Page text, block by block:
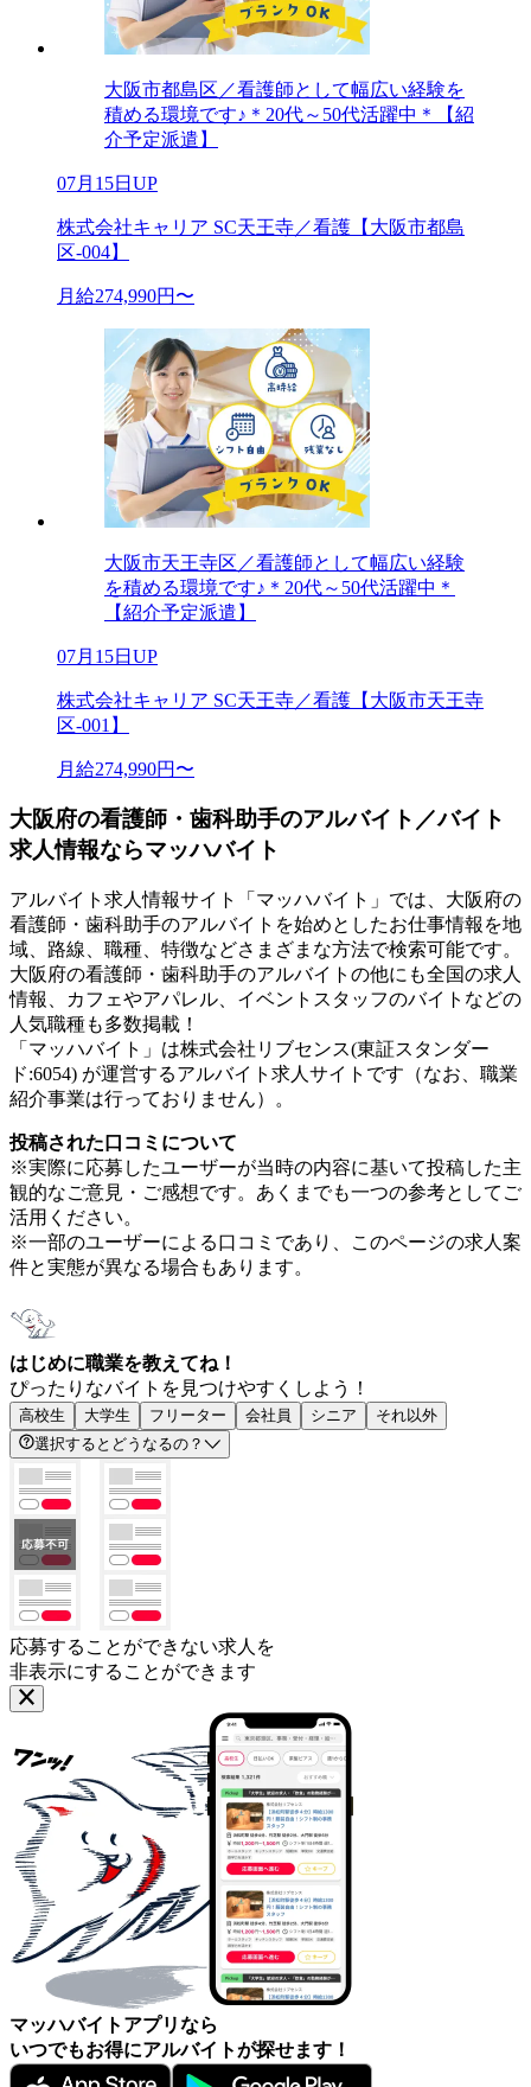
大阪市都島区／看護師として幅広い経験を
積める環境です♪＊20代～50代活躍中＊【紹
介予定派遣】
07月15日UP
株式会社キャリア SC天王寺／看護【大阪市都島
区-004】
月給274,990円〜
大阪市天王寺区／看護師として幅広い経験
を積める環境です♪＊20代～50代活躍中＊
【紹介予定派遣】
07月15日UP
株式会社キャリア SC天王寺／看護【大阪市天王寺
区-001】
月給274,990円〜
大阪府の看護師・歯科助手のアルバイト／バイト
求人情報ならマッハバイト
アルバイト求人情報サイト「マッハバイト」では、大阪府の
看護師・歯科助手のアルバイトを始めとしたお仕事情報を地
域、路線、職種、特徴などさまざまな方法で検索可能です。
大阪府の看護師・歯科助手のアルバイトの他にも全国の求人
情報、カフェやアパレル、イベントスタッフのバイトなどの
人気職種も多数掲載！
「マッハバイト」は株式会社リブセンス(東証スタンダー
ド:6054) が運営するアルバイト求人サイトです（なお、職業
紹介事業は行っておりません）。
投稿された口コミについて
※実際に応募したユーザーが当時の内容に基いて投稿した主
観的なご意見・ご感想です。あくまでも一つの参考としてご
活用ください。
※一部のユーザーによる口コミであり、このページの求人案
件と実態が異なる場合もあります。
はじめに職業を教えてね！
ぴったりなバイトを見つけやすくしよう！
高校生 大学生 フリーター 会社員 シニア
それ以外
選択するとどうなるの？
応募することができない求人を
非表示にすることができます
マッハバイトアプリなら
いつでもお得にアルバイトが探せます！